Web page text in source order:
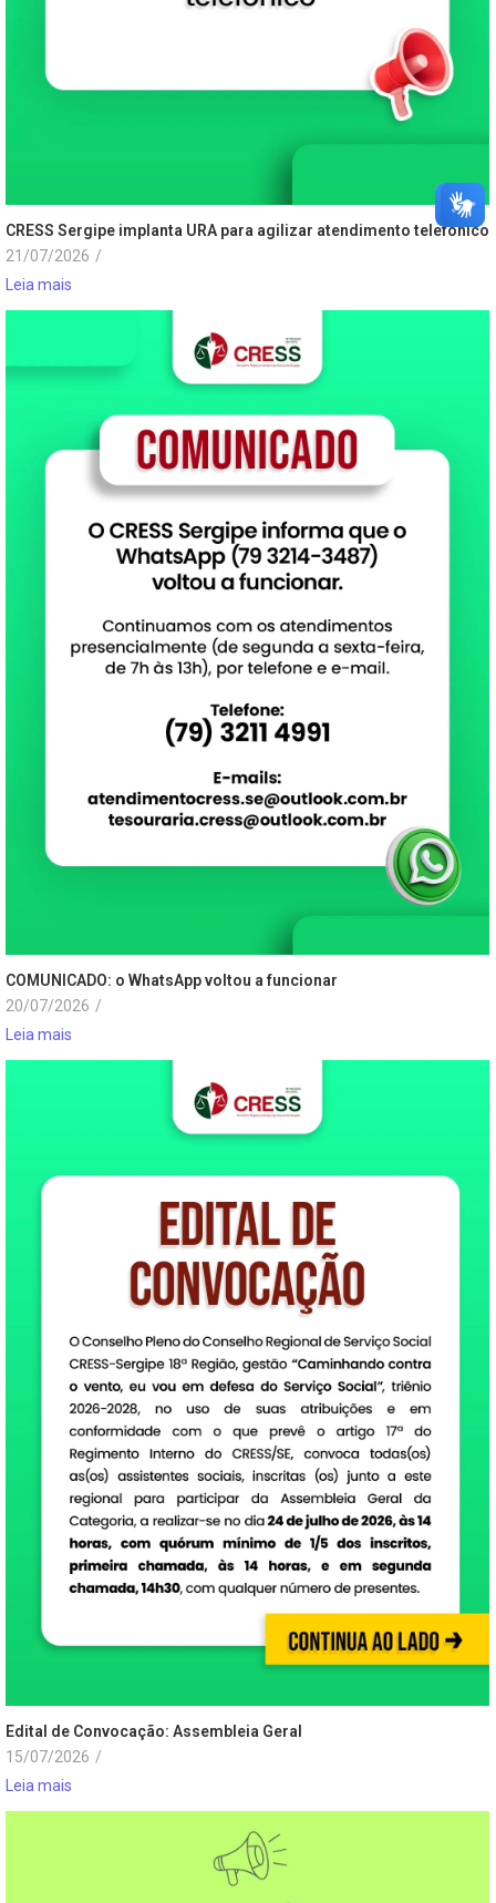
CRESS Sergipe implanta URA para agilizar atendimento telefônico
21/07/2026 /
Leia mais
COMUNICADO: o WhatsApp voltou a funcionar
20/07/2026 /
Leia mais
Edital de Convocação: Assembleia Geral
15/07/2026 /
Leia mais